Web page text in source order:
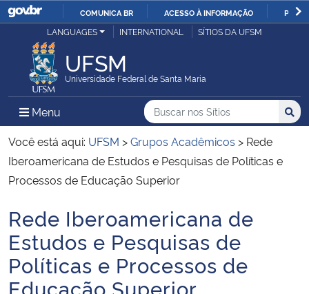
IR
COMUNICA BR ACESSO À INFORMAÇÃO
Ministério da Justiça e Segurança Pública
Ministério da Defesa
Ministério das Relações Exteriores
Ministério da Economia
Ministério da Infraestrutura
Ministério da Agricultura, Pecuária e Abastecimento
Ministério da Educação
LANGUAGES INTERNATIONAL SÍTIOS DA UFSM
UFSM
Universidade Federal de Santa Maria
Menu Menu Principal do Sítio
Busca
Buscar no nos Sítios
Busca:
Você está aqui: UFSM >Grupos Acadêmicos > Rede
Iberoamericana de Estudos e Pesquisas de Políticas e
Processos de Educação Superior
Início do conteúdo
Rede Iberoamericana de
Estudos e Pesquisas de
Políticas e Processos de
Educação Superior